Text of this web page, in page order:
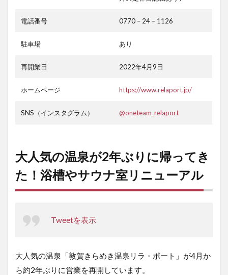
電話番号 0770 – 24 – 1126
駐車場 あり
再開業日 2022年4月9日
ホームページ https://www.relaport.jp/
SNS（インスタグラム） @oneteam_relaport
大人気の温泉が2年ぶりに帰ってき
た！浴槽やサウナ室リニューアル
Tweetを表示
大人気の温泉「敦賀きらめき温泉リラ・ポート」が4月か
ら約2年ぶりに営業を再開しています。